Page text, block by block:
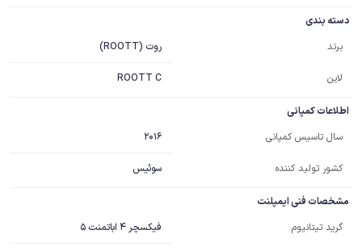
دسته بندی
برند
روت (ROOTT)
لاین ROOTT C
اطلاعات کمپانی
سال تاسیس کمپانی
2016
کشور تولید کننده سوئیس
مشخصات فنی ایمپلنت
گرید تیتانیوم
فیکسچر 4 اباتمنت 5